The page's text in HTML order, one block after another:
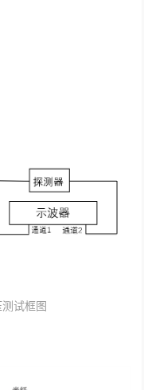
试框图